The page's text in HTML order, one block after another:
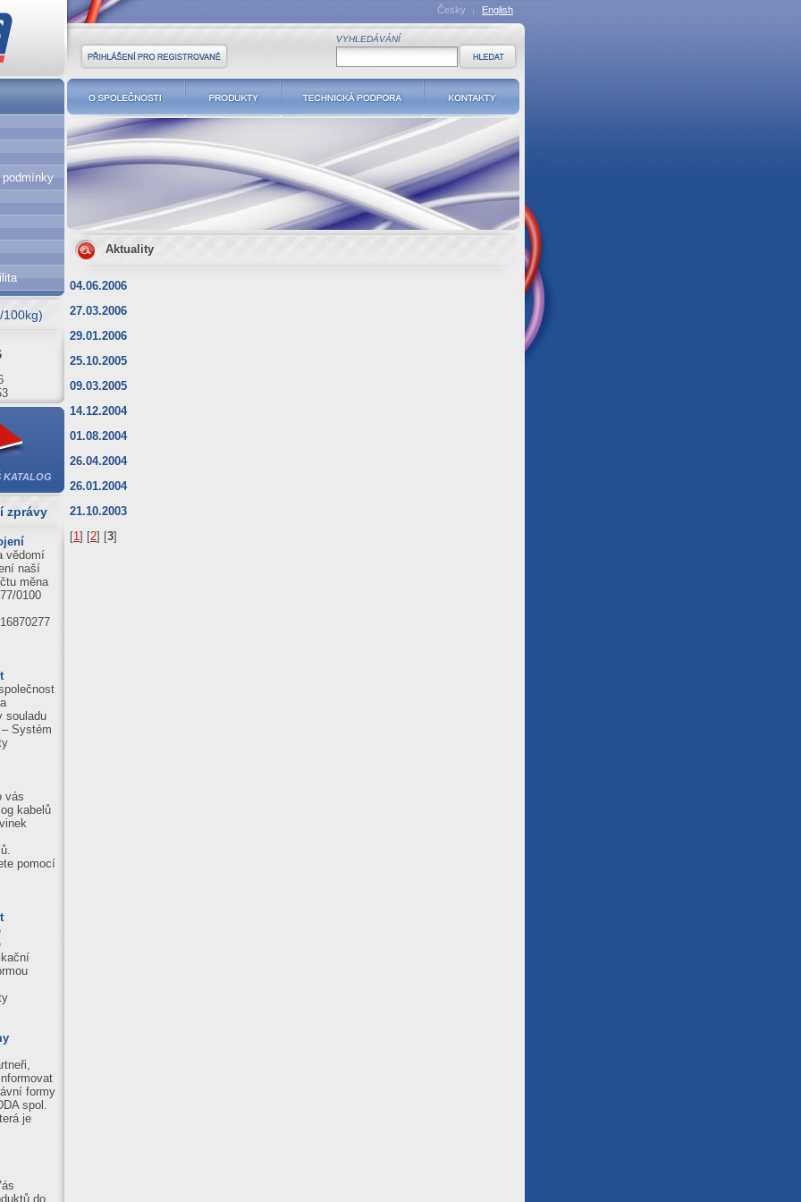
Aktuality
04.06.2006
27.03.2006
29.01.2006
25.10.2005
09.03.2005
14.12.2004
01.08.2004
26.04.2004
26.01.2004
21.10.2003
[1] [2] [3]
O společnosti Produkty Technická podpora Kontakty
100kg)
KATALOG
zprávy
vědomí
naší
měna
0100
souladu
Systém
vás
kabelů
pomocí
formy
spol.
je
do
VYHLEDÁVÁNÍ
Přihlášení pro registrované
Česky English